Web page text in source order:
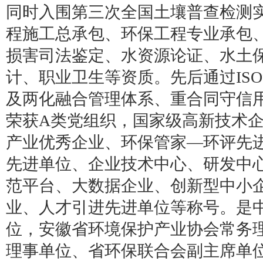
同时入围第三次全国土壤普查检测
程施工总承包、环保工程专业承包
损害司法鉴定、水资源论证、水土
计、职业卫生等资质。先后通过
及两化融合管理体系、重合同守信
荣获A类党组织，国家级高新技术
产业优秀企业、环保管家—环评先
先进单位、企业技术中心、研发中
范平台、大数据企业、创新型中小
业、人才引进先进单位等称号。是
位，安徽省环境保护产业协会常务
理事单位、省环保联合会副主席单